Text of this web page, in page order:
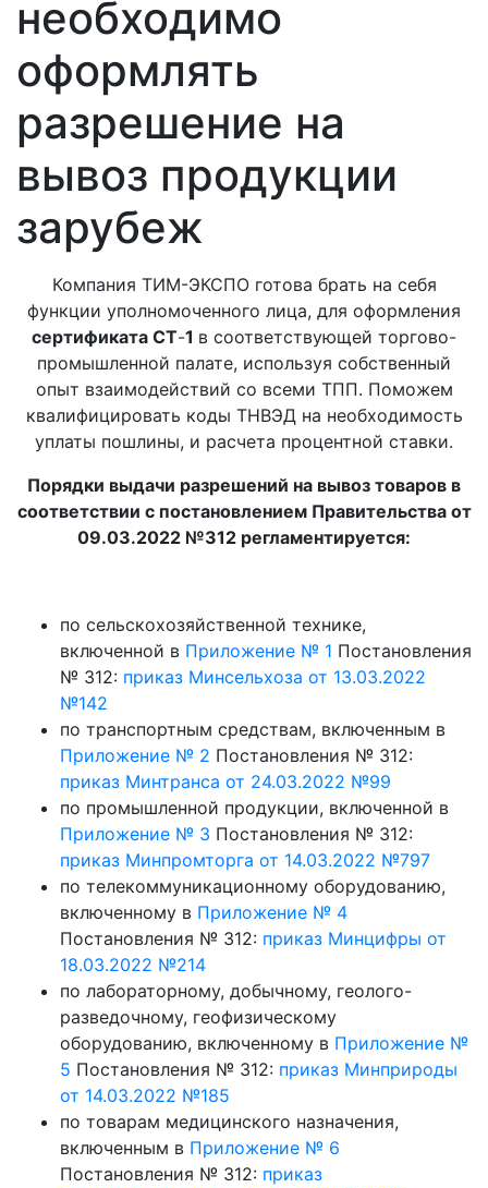
необходимо
оформлять
разрешение на
вывоз продукции
зарубеж
Компания ТИМ-ЭКСПО готова брать на себя
функции уполномоченного лица, для оформления
сертификата СТ-1 в соответствующей торгово-
промышленной палате, используя собственный
опыт взаимодействий со всеми ТПП. Поможем
квалифицировать коды ТНВЭД на необходимость
уплаты пошлины, и расчета процентной ставки.
Порядки выдачи разрешений на вывоз товаров в
соответствии с постановлением Правительства от
09.03.2022 №312 регламентируется:
по сельскохозяйственной технике,
включенной в Приложение № 1 Постановления
№ 312: приказ Минсельхоза от 13.03.2022
№142
по транспортным средствам, включенным в
Приложение № 2 Постановления № 312:
приказ Минтранса от 24.03.2022 №99
по промышленной продукции, включенной в
Приложение № 3 Постановления № 312:
приказ Минпромторга от 14.03.2022 №797
по телекоммуникационному оборудованию,
включенному в Приложение № 4
Постановления № 312: приказ Минцифры от
18.03.2022 №214
по лабораторному, добычному, геолого-
разведочному, геофизическому
оборудованию, включенному в Приложение №
5 Постановления № 312: приказ Минприроды
от 14.03.2022 №185
по товарам медицинского назначения,
включенным в Приложение № 6
Постановления № 312: приказ